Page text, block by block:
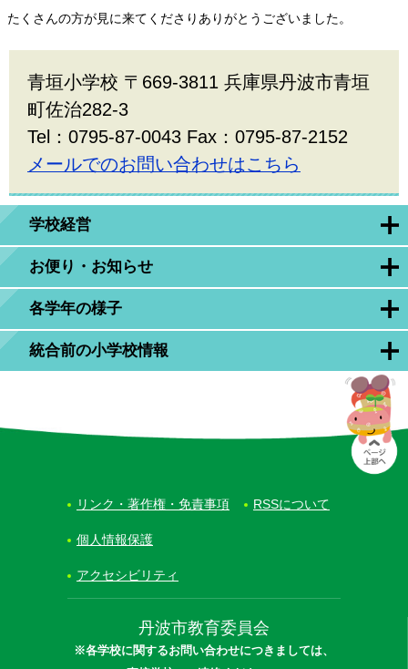
学校経営
お便り・お知らせ
各学年の様子
統合前の小学校情報
たくさんの方が見に来てくださりありがとうございました。
青垣小学校 〒669-3811 兵庫県丹波市青垣
町佐治282-3
Tel：0795-87-0043 Fax：0795-87-2152
メールでのお問い合わせはこちら
丹波市教育委員会
※各学校に関するお問い合わせにつきましては、
リンク・著作権・免責事項 RSSについて
個人情報保護
アクセシビリティ